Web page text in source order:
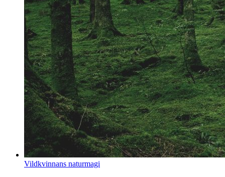
Vildkvinnans naturmagi